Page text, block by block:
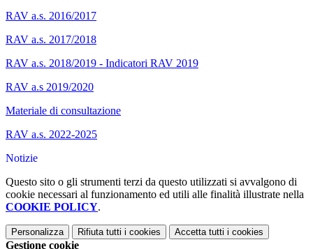
RAV a.s. 2016/2017
RAV a.s. 2017/2018
RAV a.s. 2018/2019 - Indicatori RAV 2019
RAV a.s 2019/2020
Materiale di consultazione
RAV a.s. 2022-2025
Notizie
Questo sito o gli strumenti terzi da questo utilizzati si avvalgono di
cookie necessari al funzionamento ed utili alle finalità illustrate nella
COOKIE POLICY.
Personalizza Rifiuta tutti i cookies Accetta tutti i cookies
Gestione cookie